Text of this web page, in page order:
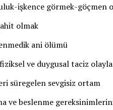
işkence görmek-göçmen
olmak
ani ölümü
ve duygusal taciz
süregelen sevgisiz ortam
ve beslenme